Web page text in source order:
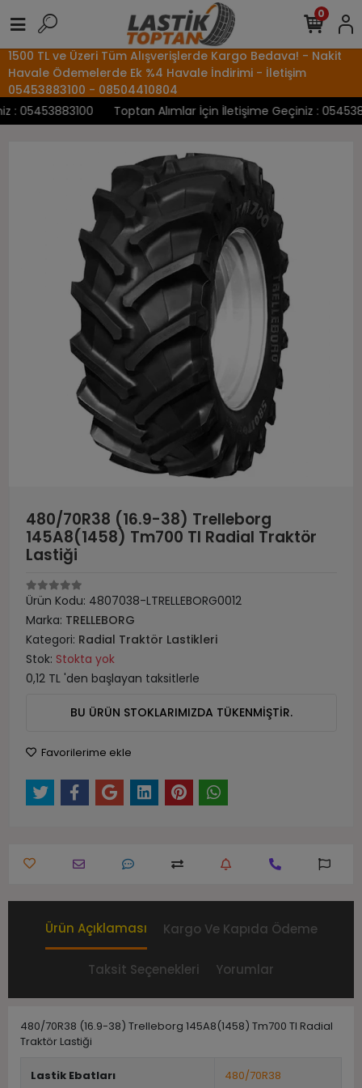
1500 TL ve Üzeri Tüm Alışverişlerde Kargo Bedava! - Nakit
Havale Ödemelerde Ek %4 Havale İndirimi - İletişim
05453883100 - 08504410804
Toptan Alımlar İçin İletişime Geçiniz :
0
480/70R38 (16.9-38) Trelleborg
145A8(1458) Tm700 Tl Radial Traktör
Lastiği
Ürün Kodu: 4807038-LTRELLEBORG0012
Marka: TRELLEBORG
Kategori: Radial Traktör Lastikleri
Stok: Stokta yok
0,12 TL 'den başlayan taksitlerle
BU ÜRÜN STOKLARIMIZDA TÜKENMİŞTİR.
Favorilerime ekle
Ürün Açıklaması Kargo Ve Kapıda Ödeme
Taksit Seçenekleri Yorumlar
480/70R38 (16.9-38) Trelleborg 145A8(1458) Tm700 Tl Radial
Traktör Lastiği
Lastik Ebatları 480/70R38